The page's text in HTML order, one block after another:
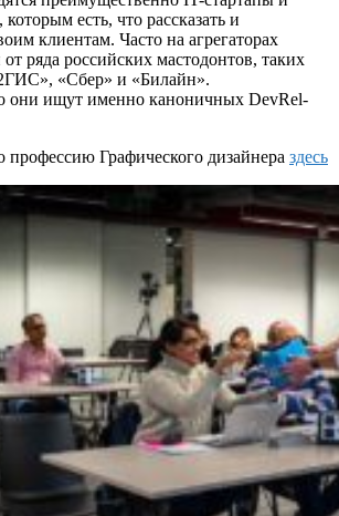
есть, что рассказать и
клиентам. Часто на агрегаторах
ряда российских мастодонтов, таких
«Сбер» и «Билайн».
они ищут именно каноничных DevRel-
профессию Графического дизайнера здесь